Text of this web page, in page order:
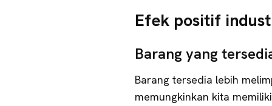
Efek positif
Barang yang
Barang tersedia lebih
memungkinkan kita